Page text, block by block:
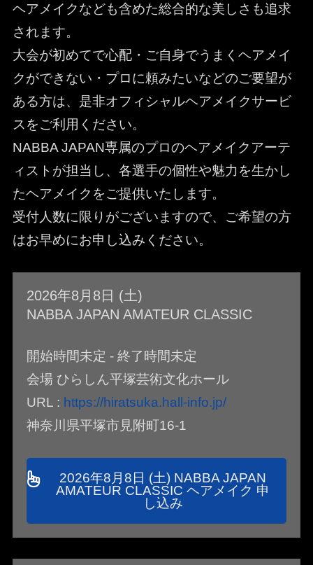
ヘアメイクなども含めた総合的な美しさも追求
されます。
大会が初めてで心配・ご自身でうまくヘアメイ
クができない・プロに頼みたいなどのご要望が
ある方は、是非オフィシャルヘアメイクサービ
スをご利用ください。
NABBA JAPAN専属のプロのヘアメイクアーテ
ィストが担当し、各選手の個性や魅力を生かし
たヘアメイクをご提供いたします。
受付人数に限りがございますので、ご希望の方
はお早めにお申し込みください。
2026年8月8日 (土)
NABBA JAPAN AMATEUR CLASSIC
開始時間未定 - 終了時間未定
会場 ひらしん平塚芸術文化ホール
URL : https://hiratsuka.hall-info.jp/
神奈川県平塚市見附町16-1
2026年8月8日 (土) NABBA JAPAN
AMATEUR CLASSIC ヘアメイク 申
し込み